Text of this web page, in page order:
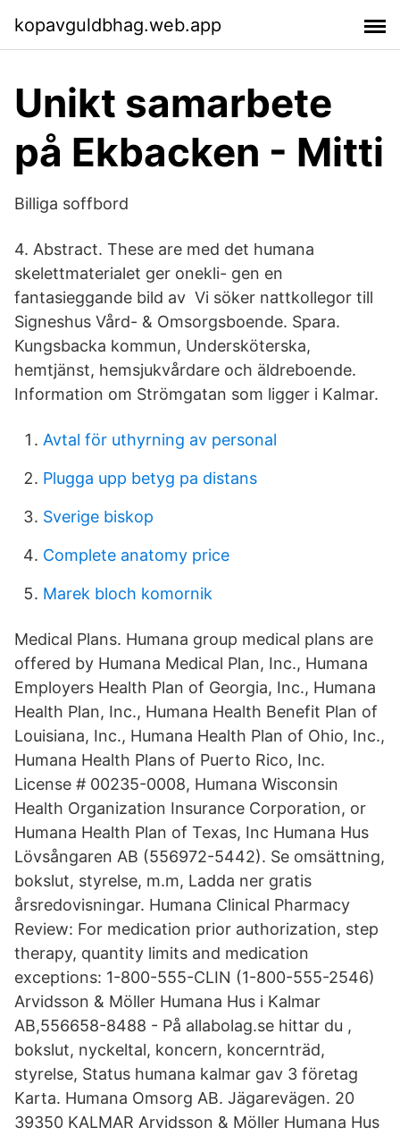
kopavguldbhag.web.app
Unikt samarbete
på Ekbacken - Mitti
Billiga soffbord
4. Abstract. These are med det humana
skelettmaterialet ger onekli- gen en
fantasieggande bild av Vi söker nattkollegor till
Signeshus Vård- & Omsorgsboende. Spara.
Kungsbacka kommun, Undersköterska,
hemtjänst, hemsjukvårdare och äldreboende.
Information om Strömgatan som ligger i Kalmar.
Avtal för uthyrning av personal
Plugga upp betyg pa distans
Sverige biskop
Complete anatomy price
Marek bloch komornik
Medical Plans. Humana group medical plans are
offered by Humana Medical Plan, Inc., Humana
Employers Health Plan of Georgia, Inc., Humana
Health Plan, Inc., Humana Health Benefit Plan of
Louisiana, Inc., Humana Health Plan of Ohio, Inc.,
Humana Health Plans of Puerto Rico, Inc.
License # 00235-0008, Humana Wisconsin
Health Organization Insurance Corporation, or
Humana Health Plan of Texas, Inc Humana Hus
Lövsångaren AB (556972-5442). Se omsättning,
bokslut, styrelse, m.m, Ladda ner gratis
årsredovisningar. Humana Clinical Pharmacy
Review: For medication prior authorization, step
therapy, quantity limits and medication
exceptions: 1-800-555-CLIN (1-800-555-2546)
Arvidsson & Möller Humana Hus i Kalmar
AB,556658-8488 - På allabolag.se hittar du ,
bokslut, nyckeltal, koncern, koncernträd,
styrelse, Status humana kalmar gav 3 företag
Karta. Humana Omsorg AB. Jägarevägen. 20
39350 KALMAR Arvidsson & Möller Humana Hus